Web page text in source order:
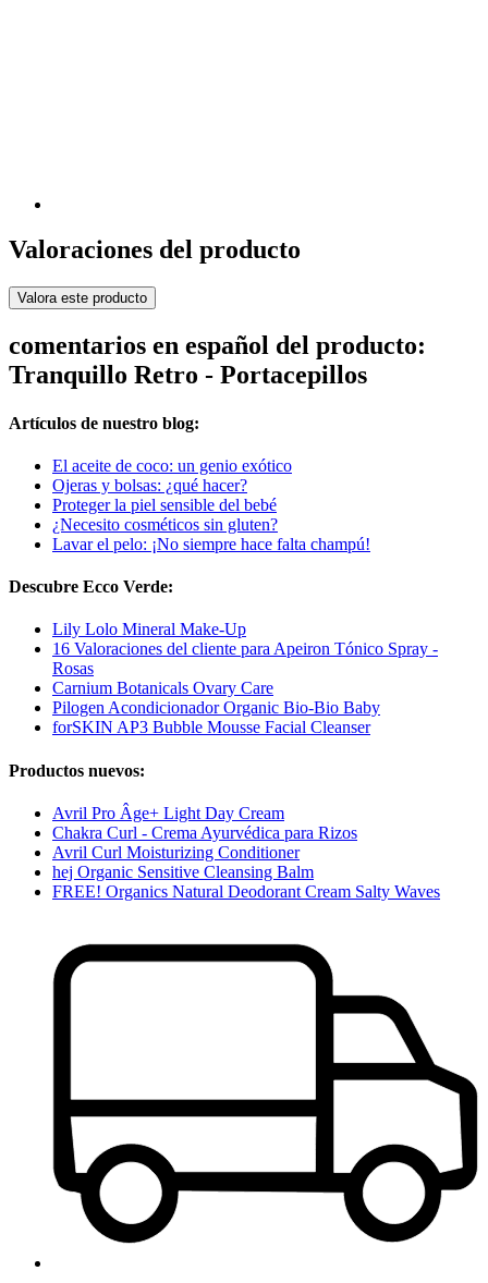
Valoraciones del producto
Valora este producto
comentarios en español del producto:
Tranquillo Retro - Portacepillos
Artículos de nuestro blog:
El aceite de coco: un genio exótico
Ojeras y bolsas: ¿qué hacer?
Proteger la piel sensible del bebé
¿Necesito cosméticos sin gluten?
Lavar el pelo: ¡No siempre hace falta champú!
Descubre Ecco Verde:
Lily Lolo Mineral Make-Up
16 Valoraciones del cliente para Apeiron Tónico Spray -
Rosas
Carnium Botanicals Ovary Care
Pilogen Acondicionador Organic Bio-Bio Baby
forSKIN AP3 Bubble Mousse Facial Cleanser
Productos nuevos:
Avril Pro Âge+ Light Day Cream
Chakra Curl - Crema Ayurvédica para Rizos
Avril Curl Moisturizing Conditioner
hej Organic Sensitive Cleansing Balm
FREE! Organics Natural Deodorant Cream Salty Waves